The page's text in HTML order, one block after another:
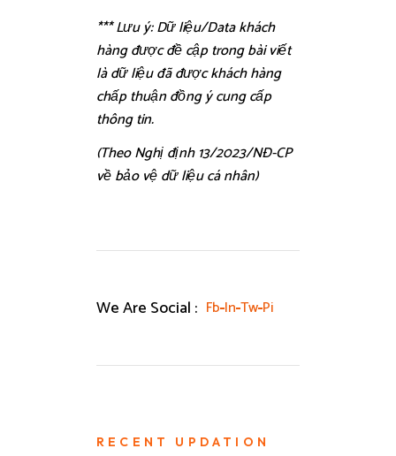
*** Lưu ý: Dữ liệu/Data khách
hàng được đề cập trong bài viết
là dữ liệu đã được khách hàng
chấp thuận đồng ý cung cấp
thông tin.
(Theo Nghị định 13/2023/NĐ-CP
về bảo vệ dữ liệu cá nhân)
We Are Social : Fb In Tw Pi
RECENT UPDATION